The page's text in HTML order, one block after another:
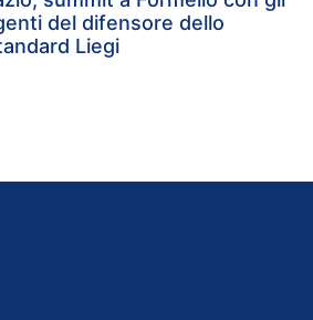
del difensore dello
Liegi